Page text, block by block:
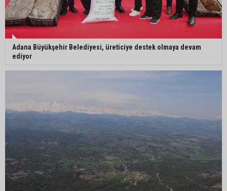
Adana Büyükşehir Belediyesi, üreticiye destek olmaya devam
ediyor